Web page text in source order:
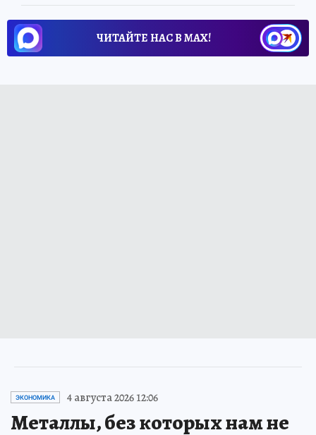
ЧИТАЙТЕ НАС В МАХ!
ЭКОНОМИКА 4 августа 2026 12:06
Металлы, без которых нам не